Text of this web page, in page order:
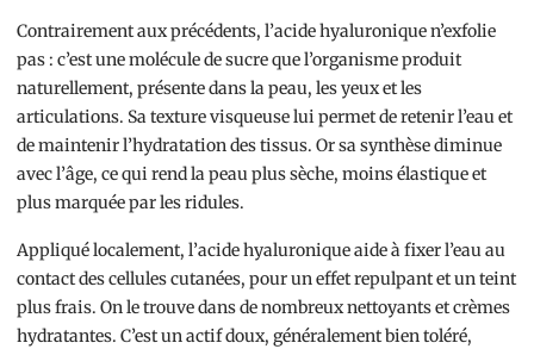
Contrairement aux précédents, l’acide hyaluronique n’exfolie
pas : c’est une molécule de sucre que l’organisme produit
naturellement, présente dans la peau, les yeux et les
articulations. Sa texture visqueuse lui permet de retenir l’eau et
de maintenir l’hydratation des tissus. Or sa synthèse diminue
avec l’âge, ce qui rend la peau plus sèche, moins élastique et
plus marquée par les ridules.
Appliqué localement, l’acide hyaluronique aide à fixer l’eau au
contact des cellules cutanées, pour un effet repulpant et un teint
plus frais. On le trouve dans de nombreux nettoyants et crèmes
hydratantes. C’est un actif doux, généralement bien toléré,